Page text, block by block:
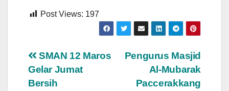
Post Views: 197
Navigasi
pos
Pengurus Masjid
Al-Mubarak
Paccerakkang
SMAN 12 Maros
Gelar Jumat
Bersih